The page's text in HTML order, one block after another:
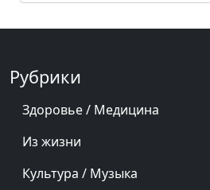
Рубрики
Здоровье / Медицина
Из жизни
Культура / Музыка